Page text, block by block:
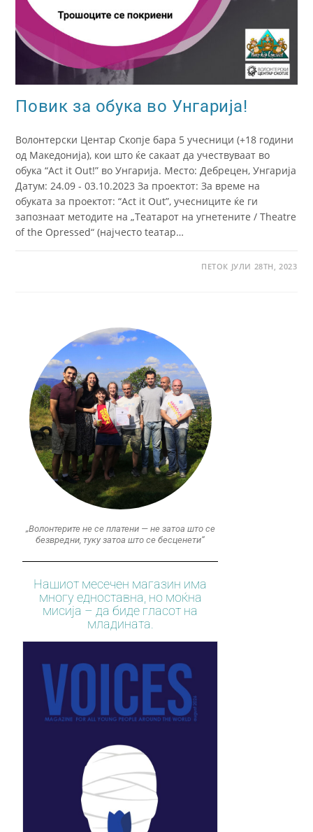
Повик за обука во Унгарија!
Волонтерски Центар Скопје бара 5 учесници (+18 години
од Македонија), кои што ќе сакаат да учествуваат во
обука “Act it Out!” во Унгарија. Место: Дебрецен, Унгарија
Датум: 24.09 - 03.10.2023 За проектот: За време на
обуката за проектот: “Act it Out”, учесниците ќе ги
запознаат методите на „Театарот на угнетените / Theatre
of the Opressed“ (најчесто tеатар…
ПЕТОК ЈУЛИ 28TH, 2023
„Волонтерите не се платени — не затоа што се
безвредни, туку затоа што се бесценети“
Нашиот месечен магазин има
многу едноставна, но моќна
мисија – да биде гласот на
младината.